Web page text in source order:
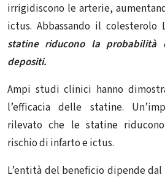
irrigidiscono le arterie,
ictus. Abbassando il
statine riducono la probabilità
depositi.
Ampi studi clinici hanno
l’efficacia delle statine.
rilevato che le statine
rischio di infarto e ictus.
L’entità del beneficio dipende